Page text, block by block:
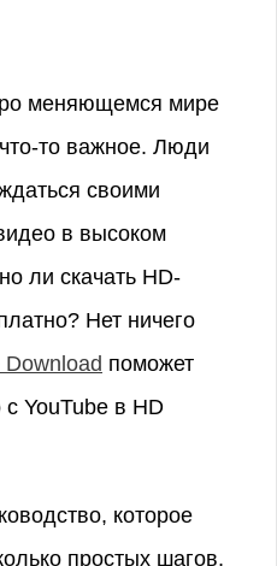
меняющемся мире
то важное. Люди
своими
в высоком
ли скачать HD-
Нет ничего
Download поможет
YouTube в HD
которое
простых шагов,